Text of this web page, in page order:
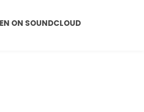
ON SOUNDCLOUD